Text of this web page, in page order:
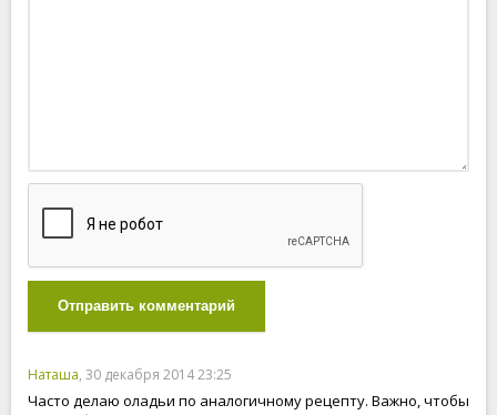
Отправить комментарий
Наташа, 30 декабря 2014 23:25
Часто делаю оладьи по аналогичному рецепту. Важно, чтобы